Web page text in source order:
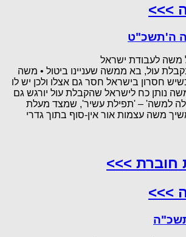
>>>
ה'תשכ"ט
משה לעבודת ישראל
עול, בא ממשה שעניינו ביטול • משה
חסרון בישראל חסר גם אצלו ולכן יש לו
נותן כח לישראל שהקבלת עול יורגש גם
למשה' – 'תפילת עשיר', שמצד מעלת
משה עצמות אור אין-סוף בתוך גדרי
חוברת >>>
>>>